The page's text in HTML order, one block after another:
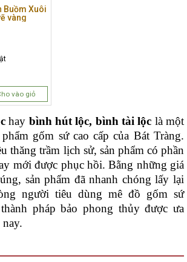
Buồm Xuôi
vàng
vào giỏ
hay bình hút lộc, bình tài lộc là một
gốm sứ cao cấp của Bát Tràng.
thăng trầm lịch sử, sản phẩm có phần
mới được phục hồi. Bằng những giá
sản phẩm đã nhanh chóng lấy lại
người tiêu dùng mê đồ gốm sứ
pháp bảo phong thủy được ưa